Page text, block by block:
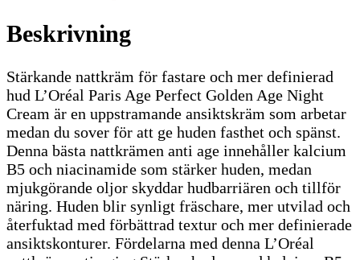
Beskrivning
Stärkande nattkräm för fastare och mer definierad
hud L’Oréal Paris Age Perfect Golden Age Night
Cream är en uppstramande ansiktskräm som arbetar
medan du sover för att ge huden fasthet och spänst.
Denna bästa nattkrämen anti age innehåller kalcium
B5 och niacinamide som stärker huden, medan
mjukgörande oljor skyddar hudbarriären och tillför
näring. Huden blir synligt fräschare, mer utvilad och
återfuktad med förbättrad textur och mer definierade
ansiktskonturer. Fördelarna med denna L’Oréal